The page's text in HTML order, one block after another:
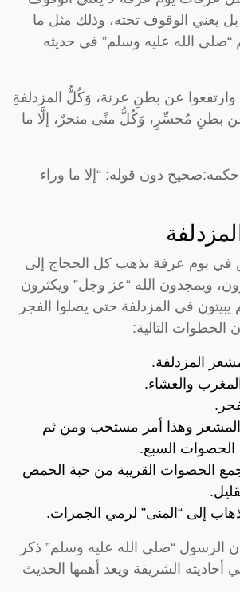
يعني الوقوف تحته، وذلك مثل ما
“صلى الله عليه وسلم” في حديثه
عن بطنِ عرنة، وَكُلُّ المزدلفةِ
بطنِ مُحسِّرٍ، وَكُلُّ منًى منحرٌ، إلَّا ما
حكمه:صحيح دون قوله: “إلا ما وراء
يوم عرفة يذهب كل الحجاج إلى
ويمجدون الله “عز وجل” ويكثرون
في المزدلفة حتى يصلوا الفجر
الخطوات التالية:
المزدلفة.
والعشاء.
وهذا أمر مستحب ومن ثم
الحصوات السبع.
الحصوات القريبة من حبة الحمص
إلى “المنى” لرمي الجمرات.
الرسول “صلى الله عليه وسلم” ذكر
أحاديثه الشريفة ويعد أهمها الحديث